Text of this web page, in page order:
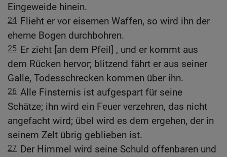
Eingeweide hinein.
24 Flieht er vor eisernen Waffen, so wird ihn der
eherne Bogen durchbohren.
25 Er zieht [an dem Pfeil] , und er kommt aus
dem Rücken hervor; blitzend fährt er aus seiner
Galle, Todesschrecken kommen über ihn.
26 Alle Finsternis ist aufgespart für seine
Schätze; ihn wird ein Feuer verzehren, das nicht
angefacht wird; übel wird es dem ergehen, der in
seinem Zelt übrig geblieben ist.
27 Der Himmel wird seine Schuld offenbaren und